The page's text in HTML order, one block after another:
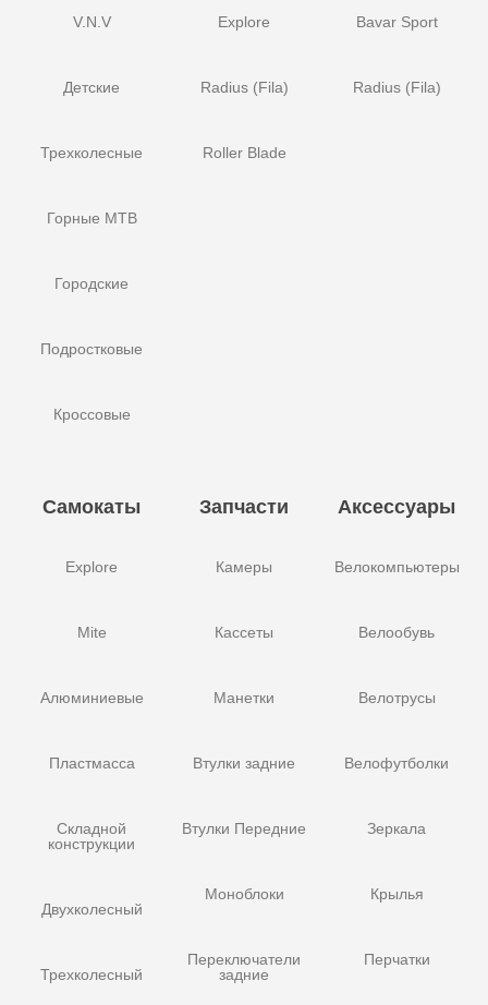
V.N.V
Детские
Трехколесные
Горные MTB
Городские
Подростковые
Кроссовые
Explore
Radius (Fila)
Roller Blade
Bavar Sport
Radius (Fila)
Самокаты
Explore
Mite
Алюминиевые
Пластмасса
Складной
конструкции
Двухколесный
Трехколесный
Запчасти
Камеры
Кассеты
Манетки
Втулки задние
Втулки Передние
Моноблоки
Переключатели
задние
Аксессуары
Велокомпьютеры
Велообувь
Велотрусы
Велофутболки
Зеркала
Крылья
Перчатки